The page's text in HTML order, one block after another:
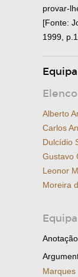
provar-
[Fonte:
1999,
Equipa
Alberto
Carlos
Dulcídio
Gustavo
Leonor
Moreira
Marques